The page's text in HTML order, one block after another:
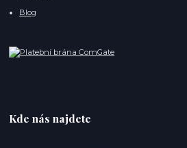
Blog
Kde nás najdete